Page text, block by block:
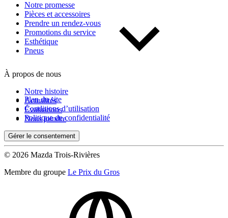
Notre promesse
Pièces et accessoires
Prendre un rendez-vous
Promotions du service
Esthétique
Pneus
À propos de nous
Notre histoire
Actualités
Évaluations
Nous joindre
Plan du site
Conditions d’utilisation
Politique de confidentialité
Gérer le consentement
© 2026 Mazda Trois-Rivières
Membre du groupe Le Prix du Gros